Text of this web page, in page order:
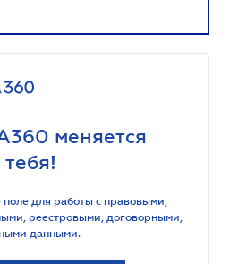
меняется
для работы с правовыми,
реестровыми, договорными,
данными.